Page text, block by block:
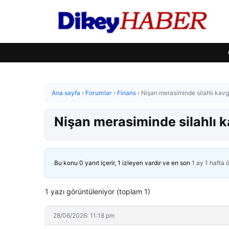
Ana sayfa › Forumlar › Finans › Nişan merasiminde silahlı
Nişan merasiminde silahlı
Bu konu 0 yanıt içerir, 1 izleyen vardır ve en son 1 ay 1 hafta
1 yazı görüntüleniyor (toplam 1)
28/06/2026: 11:18 pm